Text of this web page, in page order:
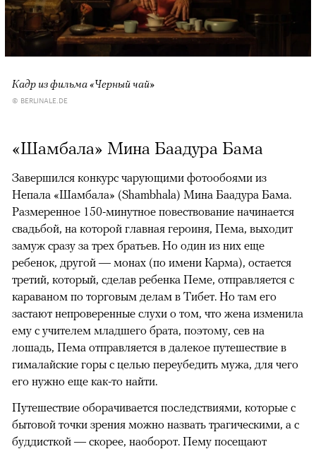
Кадр из фильма «Черный чай»
© BERLINALE.DE
«Шамбала» Мина Баадура Бама
Завершился конкурс чарующими фотообоями из
Непала «Шамбала» (Shambhala) Мина Баадура Бама.
Размеренное 150-минутное повествование начинается
свадьбой, на которой главная героиня, Пема, выходит
замуж сразу за трех братьев. Но один из них еще
ребенок, другой — монах (по имени Карма), остается
третий, который, сделав ребенка Пеме, отправляется с
караваном по торговым делам в Тибет. Но там его
застают непроверенные слухи о том, что жена изменила
ему с учителем младшего брата, поэтому, сев на
лошадь, Пема отправляется в далекое путешествие в
гималайские горы с целью переубедить мужа, для чего
его нужно еще как-то найти.
Путешествие оборачивается последствиями, которые с
бытовой точки зрения можно назвать трагическими, а с
буддисткой — скорее, наоборот. Пему посещают